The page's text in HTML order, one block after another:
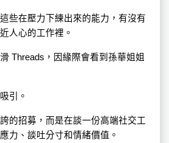
些在壓力下練出來的能力，有沒有
人心的工作裡。
Threads，因緣際會看到孫華姐姐
引。
的招募，而是在談一份高端社交工
力、談吐分寸和情緒價值。